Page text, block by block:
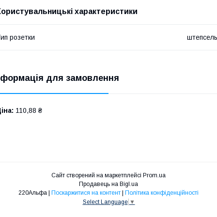
характеристики
розетки
для замовлення
110,88 ₴
Сайт створений на маркетплейсі Prom.ua
Продавець на Bigl.ua
220Альфа | Поскаржитися на контент | Політика конфіденційності
Select Language ▼